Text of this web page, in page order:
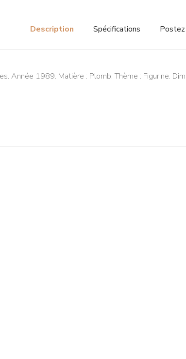
Description Spécifications Postez
Année 1989. Matière : Plomb. Thème : Figurine.